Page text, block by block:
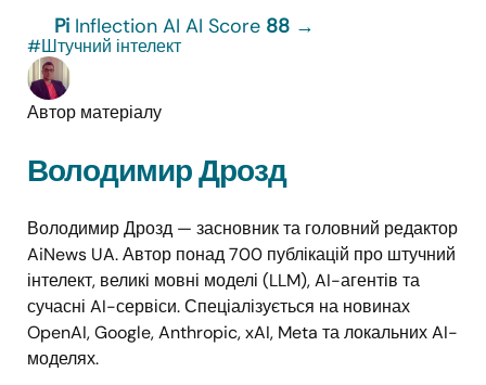
Pi Inflection AI AI Score 88 →
#Штучний інтелект
Автор матеріалу
Володимир Дрозд
Володимир Дрозд — засновник та головний редактор
AiNews UA. Автор понад 700 публікацій про штучний
інтелект, великі мовні моделі (LLM), AI-агентів та
сучасні AI-сервіси. Спеціалізується на новинах
OpenAI, Google, Anthropic, xAI, Meta та локальних AI-
моделях.